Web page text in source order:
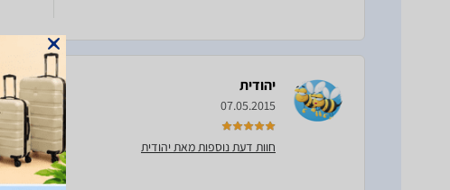
יהודית
07.05.2015
חוות דעת נוספות מאת יהודית